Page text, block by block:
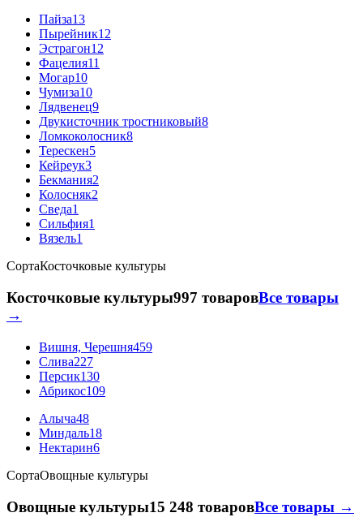
Пайза13
Пырейник12
Эстрагон12
Фацелия11
Могар10
Чумиза10
Лядвенец9
Двукисточник тростниковый8
Ломкоколосник8
Терескен5
Кейреук3
Бекмания2
Колосняк2
Сведа1
Сильфия1
Вязель1
СортаКосточковые культуры
Косточковые культуры997 товаровВсе товары
→
Вишня, Черешня459
Слива227
Персик130
Абрикос109
Алыча48
Миндаль18
Нектарин6
СортаОвощные культуры
Овощные культуры15 248 товаровВсе товары →